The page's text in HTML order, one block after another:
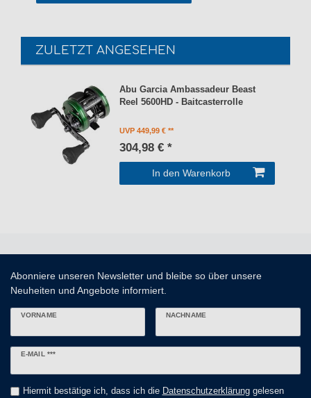
ZULETZT ANGESEHEN
Abu Garcia Ambassadeur Beast
Reel 5600HD - Baitcasterrolle
UVP 449,99 €
304,98 € *
In den Warenkorb
Abonniere unseren Newsletter und bleibe so über unsere
Neuheiten und Angebote informiert.
VORNAME NACHNAME
E-MAIL ***
Newsletter
Hiermit bestätige ich, dass ich die Daten­schutz­erklärunggelesen